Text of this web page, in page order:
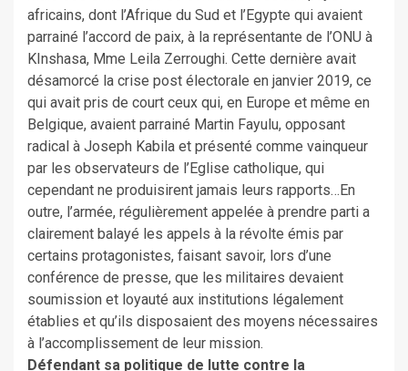
africains, dont l’Afrique du Sud et l’Egypte qui avaient
parrainé l’accord de paix, à la représentante de l’ONU à
KInshasa, Mme Leila Zerroughi. Cette dernière avait
désamorcé la crise post électorale en janvier 2019, ce
qui avait pris de court ceux qui, en Europe et même en
Belgique, avaient parrainé Martin Fayulu, opposant
radical à Joseph Kabila et présenté comme vainqueur
par les observateurs de l’Eglise catholique, qui
cependant ne produisirent jamais leurs rapports…En
outre, l’armée, régulièrement appelée à prendre parti a
clairement balayé les appels à la révolte émis par
certains protagonistes, faisant savoir, lors d’une
conférence de presse, que les militaires devaient
soumission et loyauté aux institutions légalement
établies et qu’ils disposaient des moyens nécessaires
à l’accomplissement de leur mission.
Défendant sa politique de lutte contre la